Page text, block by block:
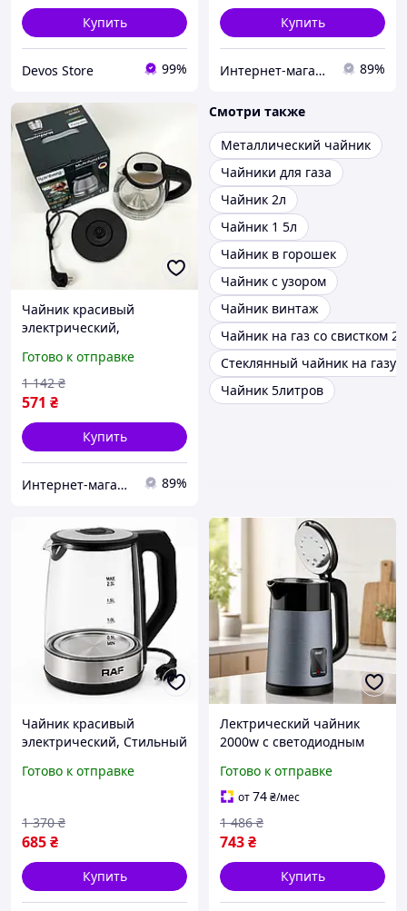
Купить
Devos Store 99%
Купить
Интернет-магазин 1001USEfulness 89%
Чайник красивый
электрический,
фирменный,
Современный
электрочайник для дома
PO-39
Готово к отправке
571 ₴
1 142 ₴
Купить
Интернет-магазин 1001USEfulness 89%
Смотри также
Металлический чайник
Чайники для газа
Чайник 2л
Чайник 1 5л
Чайник в горошек
Чайник с узором
Чайник винтаж
Чайник на газ со свистком 2л
Стеклянный чайник на газу
Чайник 5литров
Чайник красивый
электрический, Стильный
Удобный для кухни FH-45
Готово к отправке
685₴
1 370 ₴
Купить
Лектрический чайник
2000w с светодиодным
тихий бытовой чайник
для кипячения воды дома
Готово к отправке
от74₴/мес
743₴
1 486 ₴
Купить